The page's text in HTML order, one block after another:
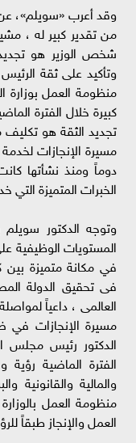
وقد أعرب «سويلم»،
من تقدير كبير له ،
شخص الوزير هو
وتأكيد على ثقة
منظومة العمل بوزارة
كبيرة خلال الفترة
تجديد الثقة هو تكليف
مسيرة الإنجازات
دوماً ومنذ نشأتها
الخبرات المتميزة
وتوجه الدكتور سويلم
المستويات الوظيفية
في مكانة متميزة
فى تحقيق الدولة
العالمى ، داعياً
مسيرة الإنجازات في
الدكتور رئيس مجلس
الفترة الماضية
والمالية
منظومة العمل
العمل والإنجاز طبقاً